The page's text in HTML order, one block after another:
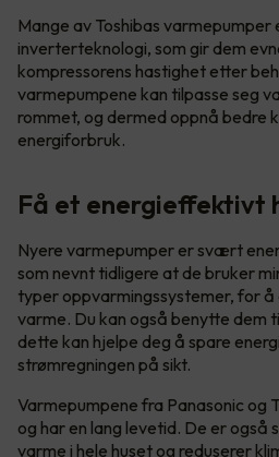
Mange av Toshibas
inverterteknologi, som gir dem
kompressorens hastighet etter
varmepumpene kan tilpasse seg
rommet, og dermed oppnå bedre
energiforbruk.
Få et energieffektivt
Nyere varmepumper er svært
som nevnt tidligere at de bruker
typer oppvarmingssystemer, for å
varme. Du kan også benytte dem
dette kan hjelpe deg å spare
strømregningen på sikt.
Varmepumpene fra Panasonic
og har en lang levetid. De er også
varme i hele huset og reduserer